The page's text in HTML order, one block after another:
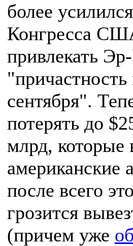
более
Конгресса
привлекать
сентября".
потерять до
млрд, которые
американские
после всего
грозится
(причем уже